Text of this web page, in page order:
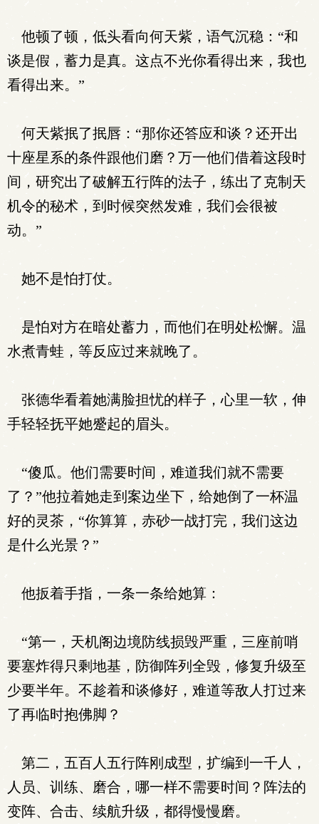
他顿了顿，低头看向何天紫，语气沉稳：“和
谈是假，蓄力是真。这点不光你看得出来，我也
看得出来。”
何天紫抿了抿唇：“那你还答应和谈？还开出
十座星系的条件跟他们磨？万一他们借着这段时
间，研究出了破解五行阵的法子，练出了克制天
机令的秘术，到时候突然发难，我们会很被
动。”
她不是怕打仗。
是怕对方在暗处蓄力，而他们在明处松懈。温
水煮青蛙，等反应过来就晚了。
张德华看着她满脸担忧的样子，心里一软，伸
手轻轻抚平她蹙起的眉头。
“傻瓜。他们需要时间，难道我们就不需要
了？”他拉着她走到案边坐下，给她倒了一杯温
好的灵茶，“你算算，赤砂一战打完，我们这边
是什么光景？”
他扳着手指，一条一条给她算：
“第一，天机阁边境防线损毁严重，三座前哨
要塞炸得只剩地基，防御阵列全毁，修复升级至
少要半年。不趁着和谈修好，难道等敌人打过来
了再临时抱佛脚？
第二，五百人五行阵刚成型，扩编到一千人，
人员、训练、磨合，哪一样不需要时间？阵法的
变阵、合击、续航升级，都得慢慢磨。